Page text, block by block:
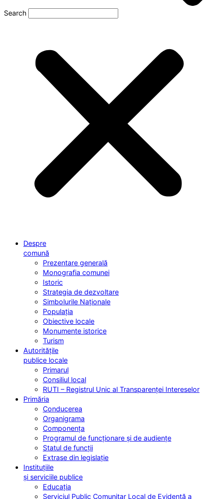
Search
Despre
comună
Prezentare generală
Monografia comunei
Istoric
Strategia de dezvoltare
Simbolurile Naționale
Populația
Obiective locale
Monumente istorice
Turism
Autoritățile
publice locale
Primarul
Consiliul local
RUTI – Registrul Unic al Transparenței Intereselor
Primăria
Conducerea
Organigrama
Componența
Programul de funcționare și de audiențe
Statul de funcții
Extrase din legislație
Instituțiile
și serviciile publice
Educația
Serviciul Public Comunitar Local de Evidență a